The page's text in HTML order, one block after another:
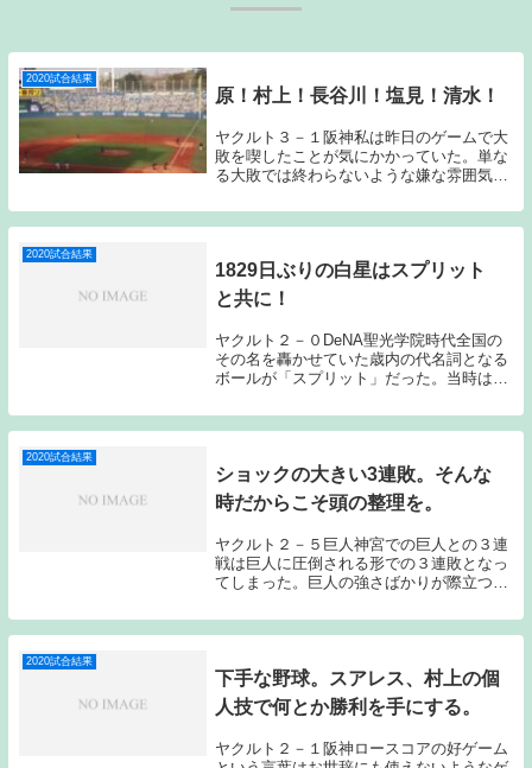
2020試合結果
原！村上！長谷川！塩見！清水！
ヤクルト３－１阪神私は昨日のゲームで大
敗を喫したことが気にかかっていた。単な
る大敗では終わらないような嫌な雰囲気を
し、原は中7日での起用になったことも原
がまだ本調子でないことを表しているよう
2020試合結果
1829日ぶりの白星はスプリット
と共に！
ヤクルト２－０DeNA聖光学院時代全国の
その名を轟かせていた歳内の代名詞となる
ボールが「スプリット」だった。当時は丁
た時期ではなかっただろうか？球種に関し
ては時代とともに呼び名が変化することが
2020試合結果
ショックの大きい3連敗。そんな
時だからこそ頭の整理を。
ヤクルト２－５巨人神宮での巨人との３連
戦は巨人に圧倒される形での３連敗となっ
てしまった。巨人の強さばかりが際立つ３
る。現有戦力の中で残りの試合をどう戦っ
ていくのか？頭を整理しなければならな
2020試合結果
下手な野球。スアレス、村上の個
人技で何とか勝利を手にする。
ヤクルト２－１阪神ロースコアの好ゲーム